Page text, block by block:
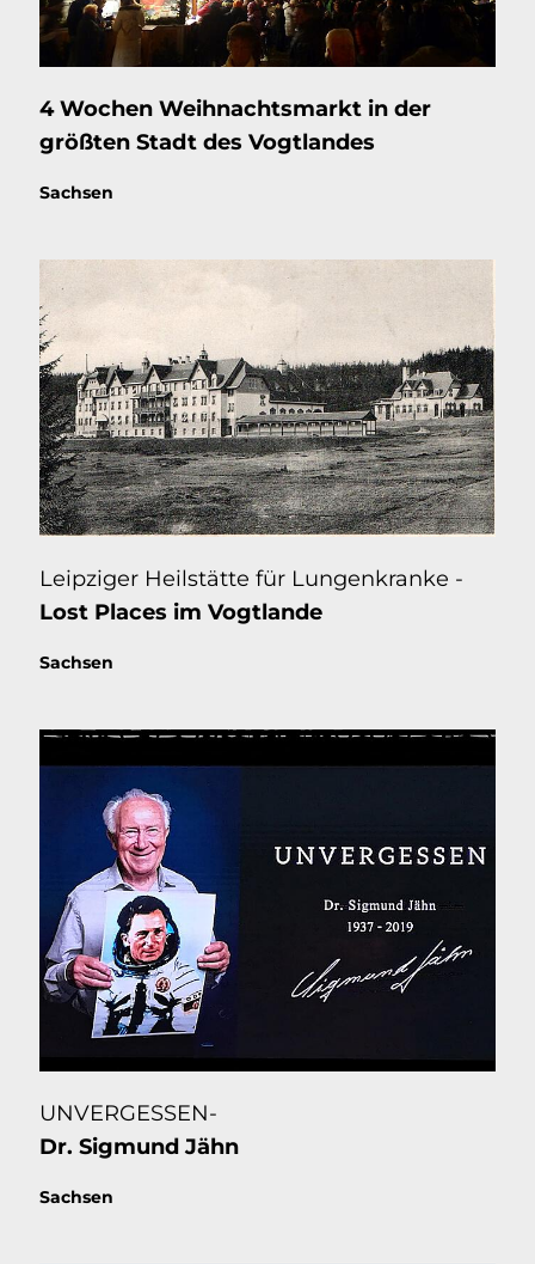
4 Wochen Weihnachtsmarkt in der
größten Stadt des Vogtlandes
Thema:
Sachsen
Lost Places im Vogtlande
Leipziger Heilstätte für Lungenkranke -
Thema:
Sachsen
Dr. Sigmund Jähn
UNVERGESSEN-
Thema:
Sachsen